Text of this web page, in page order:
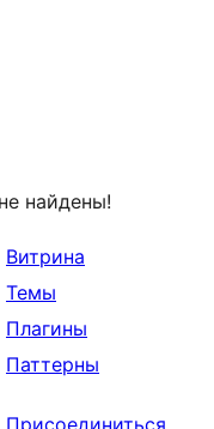
найдены!
Витрина
Темы
Плагины
Паттерны
Присоединиться